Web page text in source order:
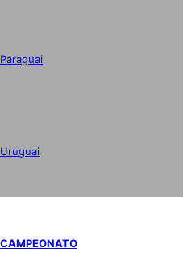
Paraguai
Uruguai
CAMPEONATO